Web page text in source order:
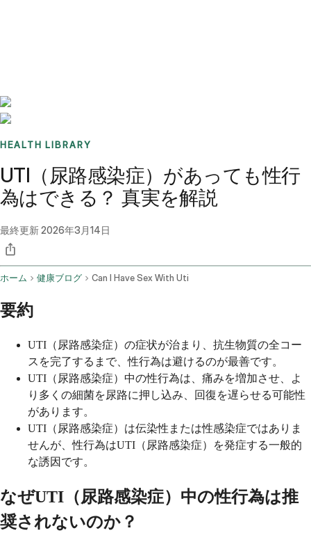
HEALTH LIBRARY
UTI（尿路感染症）があっても性行
為はできる？ 真実を解説
最終更新2026年3月14日
ホーム 健康ブログ Can I Have Sex With Uti
要約
UTI（尿路感染症）の症状が治まり、抗生物質の全コー
スを完了するまで、性行為は避けるのが最善です。
UTI（尿路感染症）中の性行為は、痛みを増加させ、よ
り多くの細菌を尿路に押し込み、回復を遅らせる可能性
があります。
UTI（尿路感染症）は伝染性または性感染症ではありま
せんが、性行為はUTI（尿路感染症）を発症する一般的
な誘因です。
なぜUTI（尿路感染症）中の性行為は推
奨されないのか？